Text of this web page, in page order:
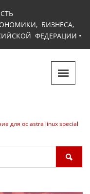
БИЗНЕСА,
ФЕДЕРАЦИИ •
для ос astra linux special